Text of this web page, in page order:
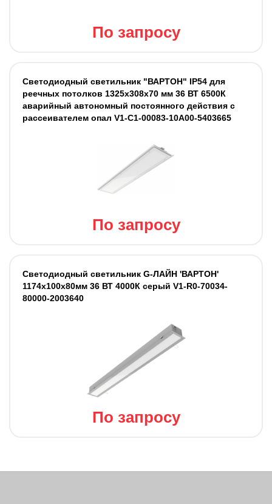
По запросу
Светодиодный светильник "ВАРТОН" IP54 для
реечных потолков 1325х308х70 мм 36 ВТ 6500К
аварийный автономный постоянного действия с
рассеивателем опал V1-C1-00083-10A00-5403665
По запросу
Светодиодный светильник G-ЛАЙН 'ВАРТОН'
1174х100х80мм 36 ВТ 4000К серый V1-R0-70034-
80000-2003640
По запросу